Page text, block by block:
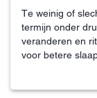
Te weinig of
termijn onder
veranderen en
voor betere